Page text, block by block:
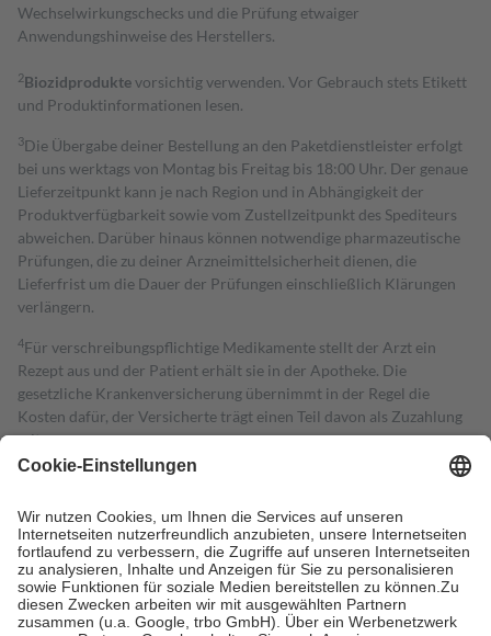
Wechselwirkungschecks und die Prüfung etwaiger
Anwendungshinweise des Herstellers.
2Biozidproduktevorsichtig verwenden. Vor Gebrauch stets Etikett
und Produktinformationen lesen.
3Die Übergabe deiner Bestellung an den Paketdienstleister erfolgt
bei uns werktags von Montag bis Freitag bis 18:00 Uhr. Der genaue
Lieferzeitpunkt kann je nach Region und in Abhängigkeit der
Produktverfügbarkeit sowie vom Zustellzeitpunkt des Spediteurs
abweichen. Darüber hinaus können notwendige pharmazeutische
Prüfungen, die zu deiner Arzneimittelsicherheit dienen, die
Lieferfrist um die Dauer der Prüfungen einschließlich Klärungen
verlängern.
4Für verschreibungspflichtige Medikamente stellt der Arzt ein
Rezept aus und der Patient erhält sie in der Apotheke. Die
gesetzliche Krankenversicherung übernimmt in der Regel die
Kosten dafür, der Versicherte trägt einen Teil davon als Zuzahlung
mit.
Grundsätzlich leisten Mitglieder Zuzahlungen in Höhe von zehn
höchstens zehn Euro.
Es sind jedoch nie mehr als die tatsächlichen
Kosten der Leistung zu entrichten.
Diese Regeln gelten grundsätzlich auch für Online-Apotheken.
Bei Heilmitteln und häuslicher Krankenpflege beträgt die
Zuzahlung zehn Prozent der Kosten sowie zehn Euro je
Verordnung.